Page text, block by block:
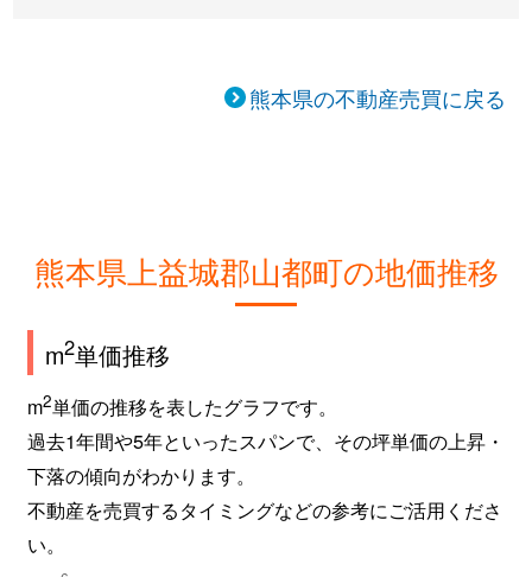
熊本県の不動産売買に戻る
熊本県上益城郡山都町の地価推移
m2単価推移
m2単価の推移を表したグラフです。
過去1年間や5年といったスパンで、その坪単価の上昇・
下落の傾向がわかります。
不動産を売買するタイミングなどの参考にご活用くださ
い。